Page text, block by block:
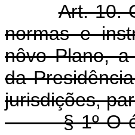
Art. 10.
normas e
nôvo Plano,
da
jurisdições,
§ 1º O